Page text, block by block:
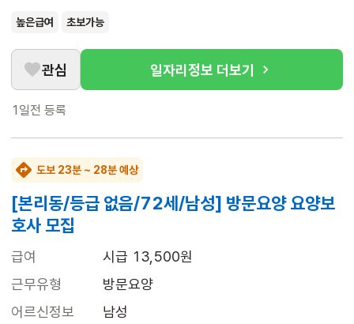
높은급여 초보가능
관심 일자리정보 더보기
1일전 등록
도보 23분 ~ 28분 예상
[본리동/등급 없음/72세/남성] 방문요양 요양보
호사 모집
급여
시급 13,500원
근무유형
방문요양
어르신정보
남성